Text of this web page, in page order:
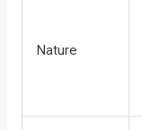
Nature